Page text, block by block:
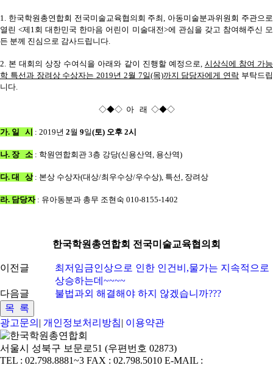
1. 한국학원총연합회 전국미술교육협의회 주최, 아동미술분과위원회 주관으로
열린 <제1회 대한민국 한마음 어린이 미술대전>에 관심을 갖고 참여해주신 모
든 분께 진심으로 감사드립니다.
2. 본 대회의 상장 수여식을 아래와 같이 진행할 예정으로, 시상식에 참여 가능
학 특선과 장려상 수상자는 2019년 2월 7일(목)까지 담당자에게 연락 부탁드립
니다.
◇◆◇ 아 래 ◇◆◇
가. 일 시 : 2019년 2월 9일(토) 오후 2시
나. 장 소 : 학원연합회관 3층 강당(신용산역, 용산역)
다. 대 상: 본상 수상자(대상/최우수상/우수상), 특선, 장려상
라. 담당자: 유아동분과 총무 조현숙 010-8155-1402
한국학원총연합회 전국미술교육협의회
이전글
최저임금인상으로 인한 인건비,물가는 지속적으로
상승하는데~~~~
다음글
불법과외 해결해야 하지 않겠습니까???
광고문의 | 개인정보처리방침| 이용약관
서울시 성북구 보문로51 (우편번호 02873)
TEL : 02.798.8881~3 FAX : 02.798.5010 E-MAIL :